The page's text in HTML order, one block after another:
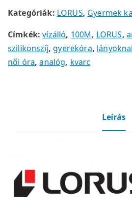
Kategóriák: LORUS, Gyermek
Címkék:vízálló, 100M, LORUS,
szilikonszíj,gyerekóra,
női óra,analóg, kvarc
Leírás